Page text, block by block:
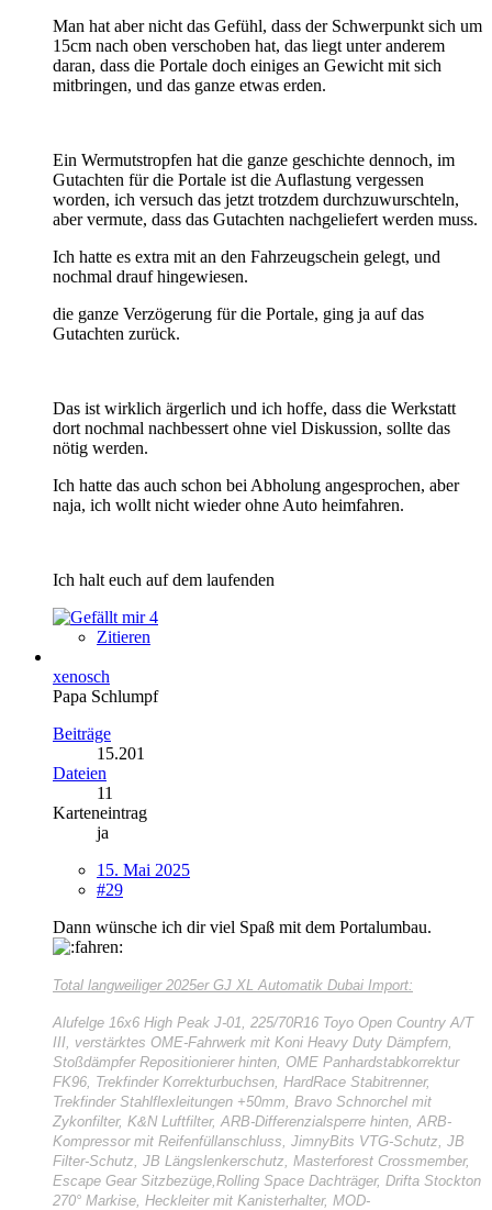
Man hat aber nicht das Gefühl, dass der Schwerpunkt sich um
15cm nach oben verschoben hat, das liegt unter anderem
daran, dass die Portale doch einiges an Gewicht mit sich
mitbringen, und das ganze etwas erden.
Ein Wermutstropfen hat die ganze geschichte dennoch, im
Gutachten für die Portale ist die Auflastung vergessen
worden, ich versuch das jetzt trotzdem durchzuwurschteln,
aber vermute, dass das Gutachten nachgeliefert werden muss.
Ich hatte es extra mit an den Fahrzeugschein gelegt, und
nochmal drauf hingewiesen.
die ganze Verzögerung für die Portale, ging ja auf das
Gutachten zurück.
Das ist wirklich ärgerlich und ich hoffe, dass die Werkstatt
dort nochmal nachbessert ohne viel Diskussion, sollte das
nötig werden.
Ich hatte das auch schon bei Abholung angesprochen, aber
naja, ich wollt nicht wieder ohne Auto heimfahren.
Ich halt euch auf dem laufenden
4
Zitieren
xenosch
Papa Schlumpf
Beiträge
15.201
Dateien
11
Karteneintrag
ja
15. Mai 2025
#29
Dann wünsche ich dir viel Spaß mit dem Portalumbau.
Total langweiliger 2025er GJ XL Automatik Dubai Import:
Alufelge 16x6 High Peak J-01, 225/70R16 Toyo Open Country A/T
III, verstärktes OME-Fahrwerk mit Koni Heavy Duty Dämpfern,
Stoßdämpfer Repositionierer hinten, OME Panhardstabkorrektur
FK96, Trekfinder Korrekturbuchsen, HardRace Stabitrenner,
Trekfinder Stahlflexleitungen +50mm, Bravo Schnorchel mit
Zykonfilter, K&N Luftfilter, ARB-Differenzialsperre hinten, ARB-
Kompressor mit Reifenfüllanschluss, JimnyBits VTG-Schutz, JB
Filter-Schutz, JB Längslenkerschutz, Masterforest Crossmember,
Escape Gear Sitzbezüge,Rolling Space Dachträger, Drifta Stockton
270° Markise, Heckleiter mit Kanisterhalter, MOD-